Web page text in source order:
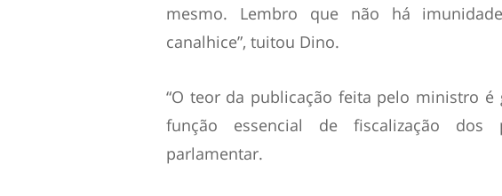
mesmo. Lembro que não há
canalhice”, tuitou Dino.
“O teor da publicação feita pelo ministro
função essencial de fiscalização dos
parlamentar.